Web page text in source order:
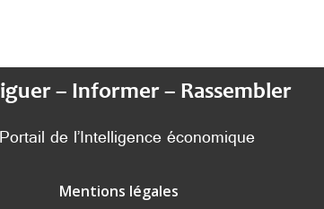
– Informer – Rassembler
de l’Intelligence économique
Mentions légales